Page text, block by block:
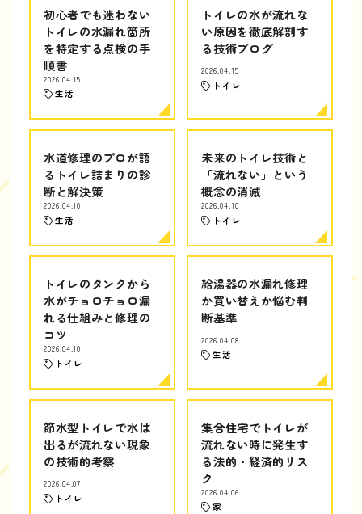
初心者でも迷わない
トイレの水漏れ箇所
を特定する点検の手
順書
2026.04.15
生活
トイレの水が流れな
い原因を徹底解剖す
る技術ブログ
2026.04.15
トイレ
水道修理のプロが語
るトイレ詰まりの診
断と解決策
2026.04.10
生活
未来のトイレ技術と
「流れない」という
概念の消滅
2026.04.10
トイレ
トイレのタンクから
水がチョロチョロ漏
れる仕組みと修理の
コツ
2026.04.10
トイレ
給湯器の水漏れ修理
か買い替えか悩む判
断基準
2026.04.08
生活
節水型トイレで水は
出るが流れない現象
の技術的考察
2026.04.07
トイレ
集合住宅でトイレが
流れない時に発生す
る法的・経済的リス
ク
2026.04.06
家